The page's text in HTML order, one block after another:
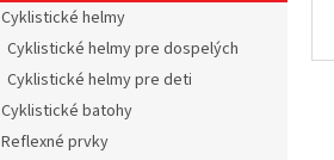
Cyklistické helmy
Cyklistické helmy pre dospelých
Cyklistické helmy pre deti
Cyklistické batohy
Reflexné prvky